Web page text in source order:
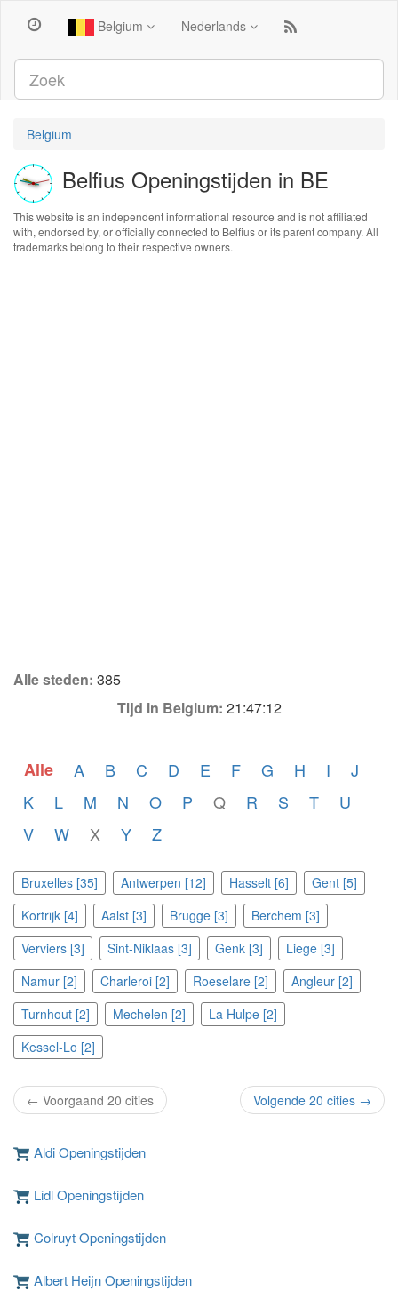
Belgium Nederlands
Belgium
Belfius Openingstijden in BE
This website is an independent informational resource and is not affiliated
with, endorsed by, or officially connected to Belfius or its parent company. All
trademarks belong to their respective owners.
Alle steden: 385
Tijd in Belgium: 21:47:12
Alle A B C D E F G H I
J
K
L M N O P Q R S T
U
V
W X Y Z
Bruxelles [35] Antwerpen [12] Hasselt [6]
Gent [5]
Kortrijk [4]
Aalst [3] Brugge [3]
Berchem [3]
Verviers [3]
Sint-Niklaas [3] Genk [3]
Liege [3]
Namur [2]
Charleroi [2] Roeselare [2]
Angleur [2]
Turnhout [2]
Mechelen [2]
La Hulpe [2]
Kessel-Lo [2]
← Voorgaand 20 cities Volgende 20 cities →
Aldi Openingstijden
Lidl Openingstijden
Colruyt Openingstijden
Albert Heijn Openingstijden